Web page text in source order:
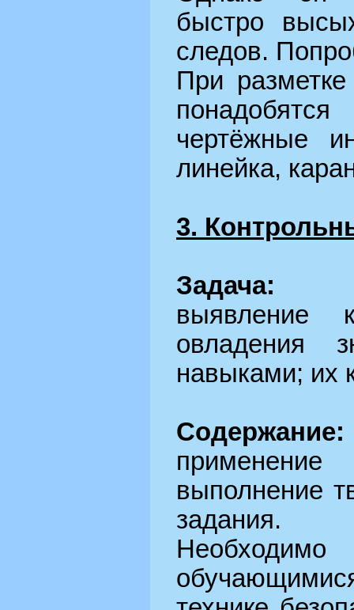
быстро
следов.
При
чертёжные
линейка,
3.
Задача:
выявление
овладения
навыками; их
Содержание:
выполнение
задания.